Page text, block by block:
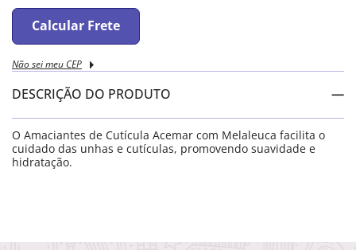
Calcular Frete
Não sei meu CEP
DESCRIÇÃO DO PRODUTO
O Amaciantes de Cutícula Acemar com Melaleuca facilita o
cuidado das unhas e cutículas, promovendo suavidade e
hidratação.